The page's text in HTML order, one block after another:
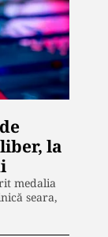
la
medalia
seara,